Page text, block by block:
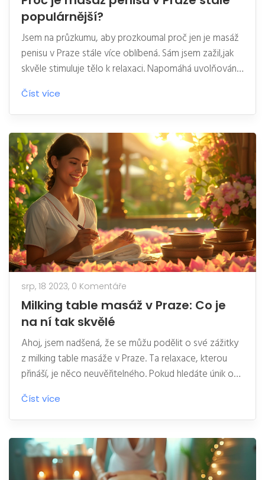
populárnější?
Jsem na průzkumu, aby prozkoumal proč jen je masáž
penisu v Praze stále více oblíbená. Sám jsem zažil,jak
skvěle stimuluje tělo k relaxaci. Napomáhá uvolňování
stresu a zvyšuje celkovou pohodu. Zdá se, že více a
více místních a cizinců si zjišťuje jejich hodnotu a roste
popularita této službě. Budu zkoumat, jakým
způsobem místní podniky přispívají k tomuto trendu.
Číst více
srp, 18 2023, 0 Komentáře
Milking table masáž v Praze: Co je
na ní tak skvělé
Ahoj, jsem nadšená, že se můžu podělit o své zážitky
z milking table masáže v Praze. Ta relaxace, kterou
přináší, je něco neuvěřitelného. Pokud hledáte únik od
stresu a chcete zažít něco nového, vyzkoušejte tuto
masáž. Garantuji vám, že vás nezklame. Uvidíte, jak je
milking table skvělá!
Číst více